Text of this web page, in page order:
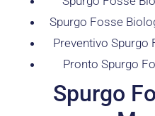
Spurgo Fosse
Preventivo
Pronto Spurgo
Spurgo